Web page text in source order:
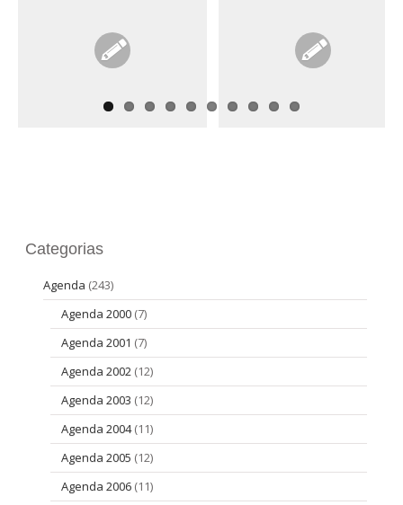
QUARTEIRÕES (OS)
Categorias
Agenda (243)
Agenda 2000 (7)
Agenda 2001 (7)
Agenda 2002 (12)
Agenda 2003 (12)
Agenda 2004(11)
Agenda 2005 (12)
Agenda 2006 (11)